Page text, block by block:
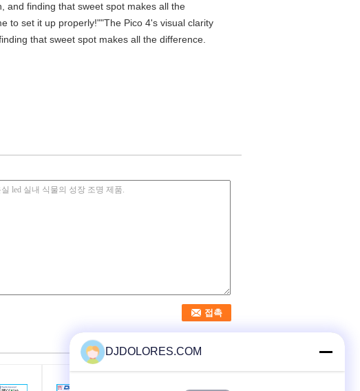
and finding that sweet spot makes all the
to set it up properly!""The Pico 4's visual clarity
that sweet spot makes all the difference.
DJDOLORES.COM